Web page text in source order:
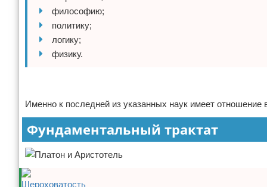
философию;
политику;
логику;
физику.
Именно к последней из указанных наук имеет
Фундаментальный трактат